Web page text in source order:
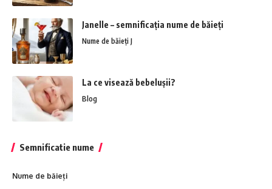
Janelle – semnificația nume de băieți
Nume de băieți J
La ce visează bebelușii?
Blog
Semnificatie nume
Nume de băieți